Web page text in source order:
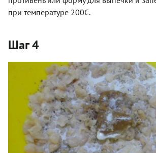
при температуре 200С.
Шаг 4